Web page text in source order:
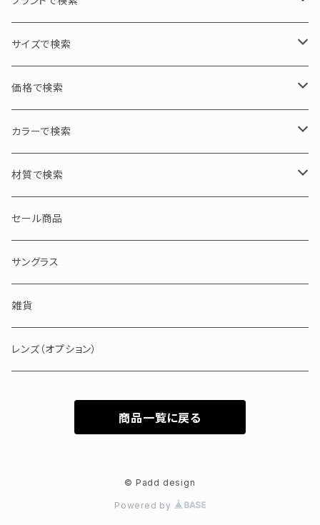
PADMA IMAGE / パドマイメージ
GEOMETRY / 幾何学
ASYMMETRY / 左右非対称
N PRODUCT / エヌプロダクト
tico chouette / ティコシュエット
サイズで検索
L / 大サイズ
M / 中サイズ
S / 小サイズ
価格で検索
30000円以下
30000～50000円
50000～100000円
100000円以上
カラーで検索
ブラック・グレー・クリア
ブラウン・イエロー・ホワイト
ピンク・レッド・パープル
ブルー・グリーン
材質で検索
アセテート
セルロイド
メタル
バッファローホーン
セール商品
サングラス
雑貨
レンズ（オプション）
商品一覧に戻る
© Padd design
Powered by